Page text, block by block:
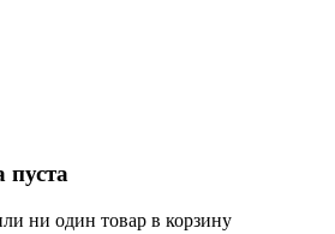
ни один товар в корзину